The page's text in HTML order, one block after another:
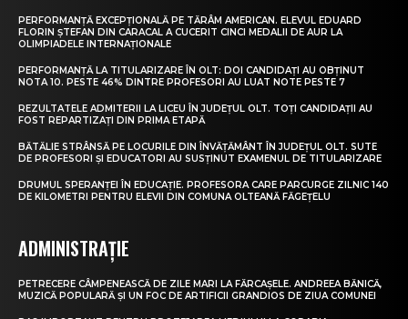
PERFORMANȚĂ EXCEPȚIONALĂ PE TĂRÂM AMERICAN. ELEVUL EDUARD
FLORIN ȘTEFAN DIN CARACAL A CUCERIT CINCI MEDALII DE AUR LA
OLIMPIADELE INTERNAȚIONALE
PERFORMANȚĂ LA TITULARIZARE ÎN OLT: DOI CANDIDAȚI AU OBȚINUT
NOTA 10. PESTE 46% DINTRE PROFESORI AU LUAT NOTE PESTE 7
REZULTATELE ADMITERII LA LICEU ÎN JUDEȚUL OLT. TOȚI CANDIDAȚII AU
FOST REPARTIZAȚI DIN PRIMA ETAPĂ
BĂTĂLIE STRÂNSĂ PE LOCURILE DIN ÎNVĂȚĂMÂNT ÎN JUDEȚUL OLT. SUTE
DE PROFESORI ȘI EDUCATORI AU SUSȚINUT EXAMENUL DE TITULARIZARE
DRUMUL SPERANȚEI ÎN EDUCAȚIE. PROFESORA CARE PARCURGE ZILNIC 140
DE KILOMETRI PENTRU ELEVII DIN COMUNA OLTEANĂ FĂGEȚELU
ADMINISTRAȚIE
PETRECERE CÂMPENEASCĂ DE ZILE MARI LA FĂRCAȘELE. ANDREEA BĂNICĂ,
MUZICĂ POPULARĂ ȘI UN FOC DE ARTIFICII GRANDIOS DE ZIUA COMUNEI